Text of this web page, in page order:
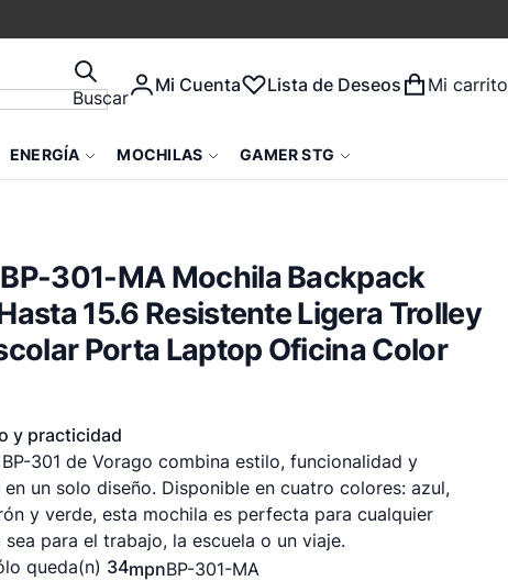
Buscar
Mi Cuenta Lista de Deseos Mi carrito
ENERGÍA MOCHILAS GAMER STG
301-MA Mochila Backpack
15.6 Resistente Ligera Trolley
Porta Laptop Oficina Color
y practicidad
301 de Vorago combina estilo, funcionalidad y
un solo diseño. Disponible en cuatro colores: azul,
y verde, esta mochila es perfecta para cualquier
sea para el trabajo, la escuela o un viaje.
queda(n) 34mpnBP-301-MA